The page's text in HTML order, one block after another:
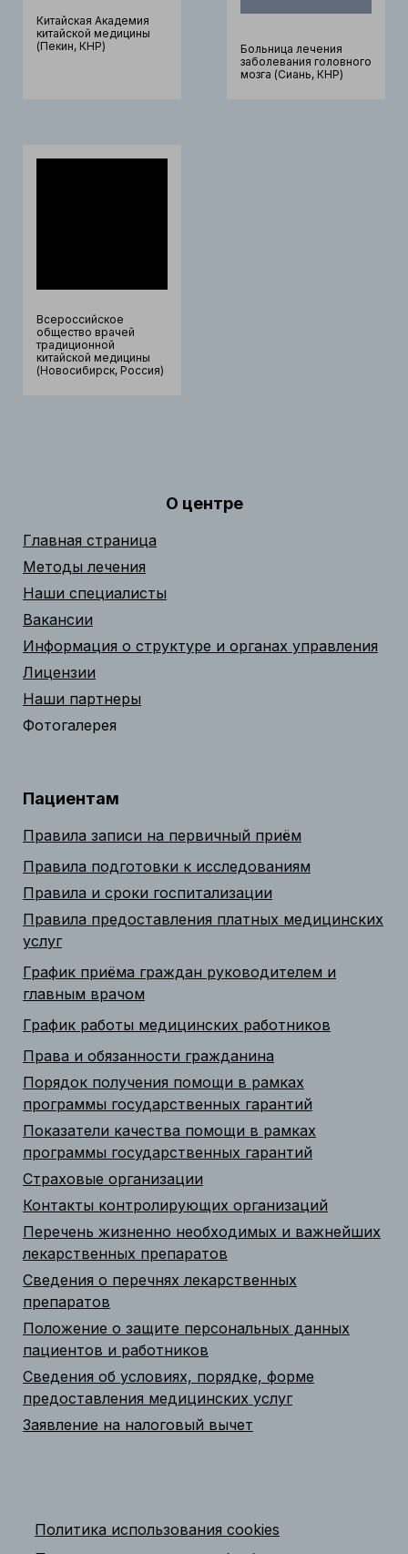
Китайская Академия
китайской медицины
(Пекин, КНР)
Больница лечения
заболевания головного
мозга (Сиань, КНР)
Всероссийское
общество врачей
традиционной
китайской медицины
(Новосибирск, Россия)
О центре
Главная страница
Методы лечения
Наши специалисты
Вакансии
Информация о структуре и органах управления
Лицензии
Наши партнеры
Фотогалерея
Пациентам
Правила записи на первичный приём
Правила подготовки к исследованиям
Правила и сроки госпитализации
Правила предоставления платных медицинских
услуг
График приёма граждан руководителем и
главным врачом
График работы медицинских работников
Права и обязанности гражданина
Порядок получения помощи в рамках
программы государственных гарантий
Показатели качества помощи в рамках
программы государственных гарантий
Страховые организации
Контакты контролирующих организаций
Перечень жизненно необходимых и важнейших
лекарственных препаратов
Сведения о перечнях лекарственных
препаратов
Положение о защите персональных данных
пациентов и работников
Сведения об условиях, порядке, форме
предоставления медицинских услуг
Заявление на налоговый вычет
Политика использования cookies